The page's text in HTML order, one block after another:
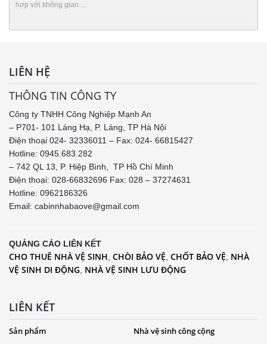
hợp với không gian…
LIÊN HỆ
THÔNG TIN CÔNG TY
Công ty TNHH Công Nghiệp Mạnh An
– P701- 101 Láng Hạ, P. Láng, TP Hà Nội
Điện thoại 024- 32336011 – Fax: 024- 66815427
Hotline: 0945.683.282
– 742 QL 13, P. Hiệp Bình, TP Hồ Chí Minh
Điện thoại: 028-66832696 Fax: 028 – 37274631
Hotline: 0962186326
Email: cabinnhabaove@gmail.com
QUẢNG CÁO LIÊN KẾT
CHO THUÊ NHÀ VỆ SINH, CHÒI BẢO VỆ, CHỐT BẢO VỆ, NHÀ
VỆ SINH DI ĐỘNG, NHÀ VỆ SINH LƯU ĐỘNG
LIÊN KẾT
Sản phẩm
Nhà vệ sinh công cộng